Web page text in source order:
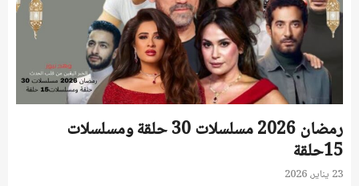
رمضان 2026 مسلسلات 30 حلقة ومسلسلات
15حلقة
23 يناير، 2026